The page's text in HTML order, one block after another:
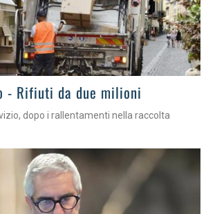
- Rifiuti da due milioni
dopo i rallentamenti nella raccolta